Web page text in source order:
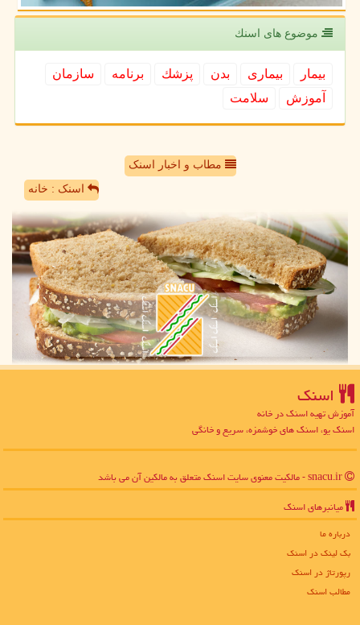
موضوع های اسنك
بیمار بیماری بدن پزشك برنامه
سازمان
آموزش
سلامت
مطاب و اخبار اسنک
اسنک : خانه
اسنك
آموزش تهیه اسنک در خانه
اسنک یو، اسنک های خوشمزه، سریع و خانگی
میانبرهای اسنك
درباره ما
بک لینک در اسنك
رپورتاژ در اسنك
مطالب اسنك